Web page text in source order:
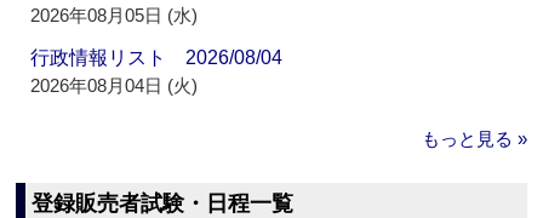
2026年08月05日 (水)
行政情報リスト 2026/08/04
2026年08月04日 (火)
もっと見る »
登録販売者試験・日程一覧